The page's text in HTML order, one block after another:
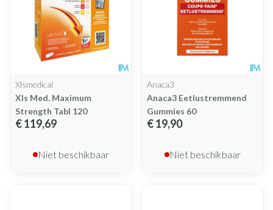
Xlsmedical
Xls Med. Maximum
Strength Tabl 120
€ 119,69
Niet beschikbaar
Anaca3
Anaca3 Eetlustremmend
Gummies 60
€ 19,90
Niet beschikbaar